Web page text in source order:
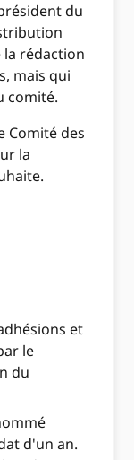
du
rédaction
mais qui
comité.
Comité des
la
et
le
du
d'un an.